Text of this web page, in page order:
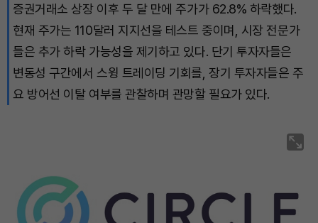
Solana (SOL) ₩104,543(-0.85%)
Hyperliquid (HYPE) ₩80,131(+0.79%)
(-0.81%)
증권거래소 상장 이후 두 달 만에 주가가 62.8% 하락했다.
현재 주가는 110달러 지지선을 테스트 중이며, 시장 전문가
들은 추가 하락 가능성을 제기하고 있다. 단기 투자자들은
변동성 구간에서 스윙 트레이딩 기회를, 장기 투자자들은 주
요 방어선 이탈 여부를 관찰하며 관망할 필요가 있다.